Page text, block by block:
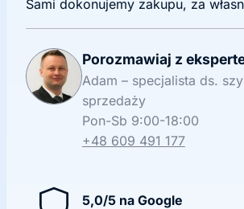
Sami dokonujemy zakupu, za
Porozmawiaj z
Adam – specjalista ds.
sprzedaży
Pon-Sb 9:00-18:00
+48 609 491 177
5,0/5 na Google